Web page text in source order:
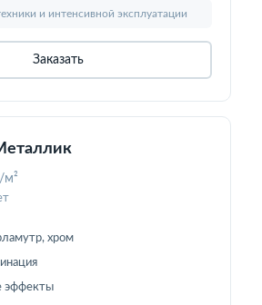
и интенсивной эксплуатации
Заказать
/м²
хром
эффекты